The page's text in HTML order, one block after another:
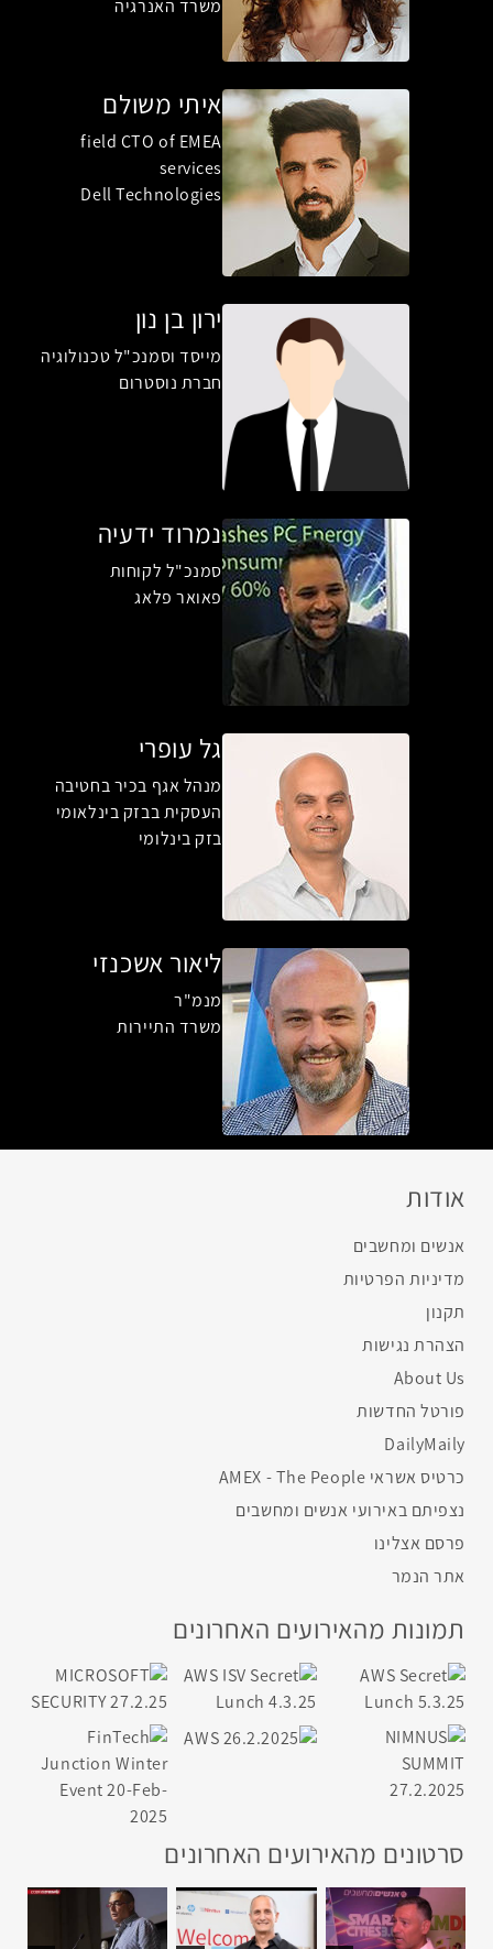
משרד האנרגיה
איתי משולם
field CTO of EMEA
services
Dell Technologies
ירון בן נון
מייסד וסמנכ"ל טכנולוגיה
חברת נוסטרום
נמרוד ידעיה
סמנכ"ל לקוחות
פאואר פלאג
גל עופרי
מנהל אגף בכיר בחטיבה
העסקית בבזק בינלאומי
בזק בינלומי
ליאור אשכנזי
מנמ"ר
משרד התיירות
אודות
אנשים ומחשבים
מדיניות הפרטיות
תקנון
הצהרת נגישות
About Us
פורטל החדשות
DailyMaily
כרטיס אשראי AMEX - The People
נצפיתם באירועי אנשים ומחשבים
פרסם אצלינו
אתר הנמר
תמונות מהאירועים האחרונים
סרטונים מהאירועים האחרונים